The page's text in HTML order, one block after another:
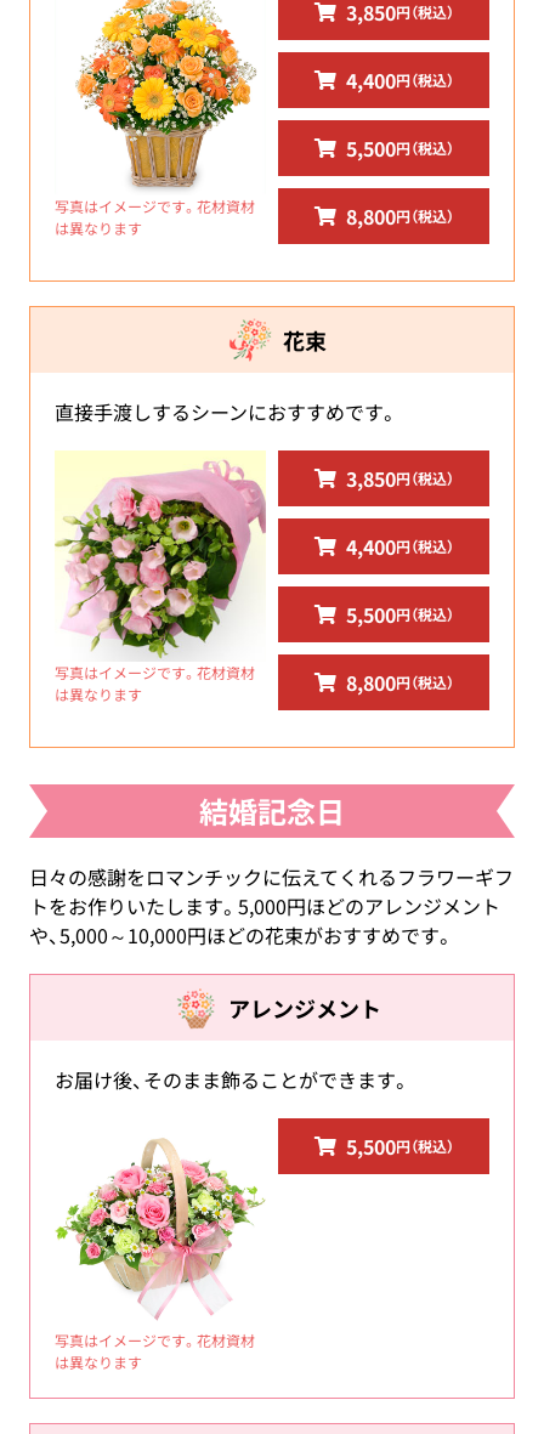
写真はイメージです。花材資材
は異なります
3,850円（税込）
4,400円（税込）
5,500円（税込）
8,800円（税込）
花束
直接手渡しするシーンにおすすめです。
写真はイメージです。花材資材
は異なります
3,850円（税込）
4,400円（税込）
5,500円（税込）
8,800円（税込）
結婚記念日
日々の感謝をロマンチックに伝えてくれるフラワーギフ
トをお作りいたします。5,000円ほどのアレンジメント
や、5,000～10,000円ほどの花束がおすすめです。
アレンジメント
お届け後、そのまま飾ることができます。
写真はイメージです。花材資材
は異なります
5,500円（税込）